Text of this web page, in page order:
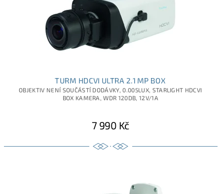
TURM HDCVI ULTRA 2.1 MP BOX
OBJEKTIV NENÍ SOUČÁSTÍ DODÁVKY, 0.005LUX, STARLIGHT HDCVI
BOX KAMERA, WDR 120DB, 12V/1A
7 990 Kč